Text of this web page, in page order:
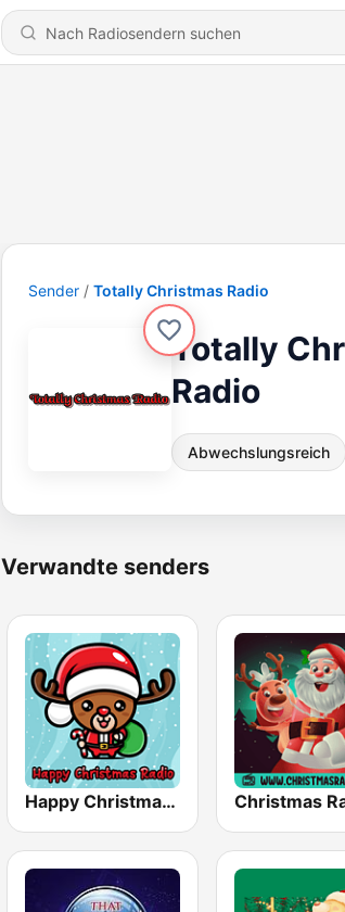
Sender Totally Christmas Radio
Totally
Radio
Abwechslungsreich
Verwandte senders
Happy Christmas Radio Christmas